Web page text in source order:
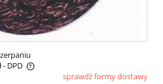
- DPD
kosztów płatności
sprawdź formy dostawy